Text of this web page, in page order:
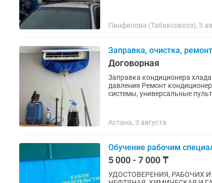
Панфилова (Табаксовхоз), 3
Заправка, очистка,
Договорная
Заправка кондиционера хладагентом Очистка внутреннего/внешнего
давления Ремонт кондиционеров Дезинфекция, пайка трассы, реставрация дренажной
системы, универсальные
Астана, 3 августа
Обучение рабочим
5 000 - 7 000 ₸
УДОCTOBEРЕНИЯ, РАБOЧИX